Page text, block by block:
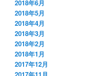
2018年6月
2018年5月
2018年4月
2018年3月
2018年2月
2018年1月
2017年12月